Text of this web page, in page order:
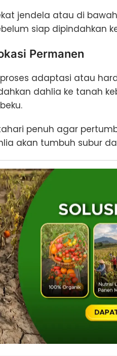
jendela atau di
siap dipindahkan
Permanen
adaptasi atau
dahlia ke tanah
penuh agar
akan tumbuh subur